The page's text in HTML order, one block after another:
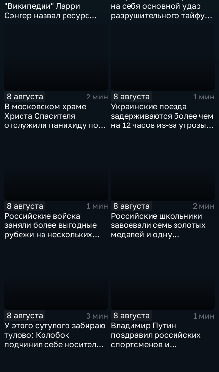
"Википедии" Ларри
Сэнгер назвал ресурс
на себя основной удар
разрушительного тайфуна
8 августа
2 мин
В московском храме
Христа Спасителя
отслужили панихиду по
8 августа
1 мин
Украинские поезда
задерживаются более чем
на 12 часов из-за угрозы
8 августа
1 мин
Российские войска
заняли более выгодные
рубежи на нескольких
8 августа
2 мин
Российские школьники
завоевали семь золотых
медалей и одну
8 августа
3 мин
У этого сутулого забираю
тулово: Колобок
подчинил себе носителя в
8 августа
1 мин
Владимир Путин
поздравил российских
спортсменов и